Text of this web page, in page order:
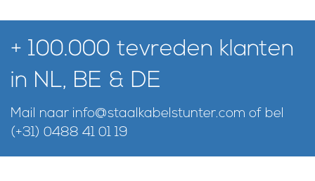
+ 100.000 tevreden klanten
in NL, BE & DE
Mail naar info@staalkabelstunter.com of bel
(+31) 0488 41 01 19